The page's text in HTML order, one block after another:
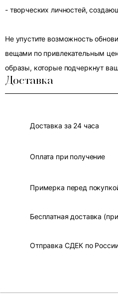
- творческих личностей,
Не упустите возможность
вещами по привлекательным
образы, которые подчеркнут
Доставка
Доставка за 24 часа
Оплата при получение
Примерка перед
Бесплатная доставка
Отправка СДЕК по